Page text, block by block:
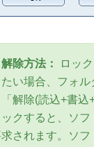
除方法：
ロッ
い場合、フォル
解除(読込+書込
クすると、ソ
求されます。ソ